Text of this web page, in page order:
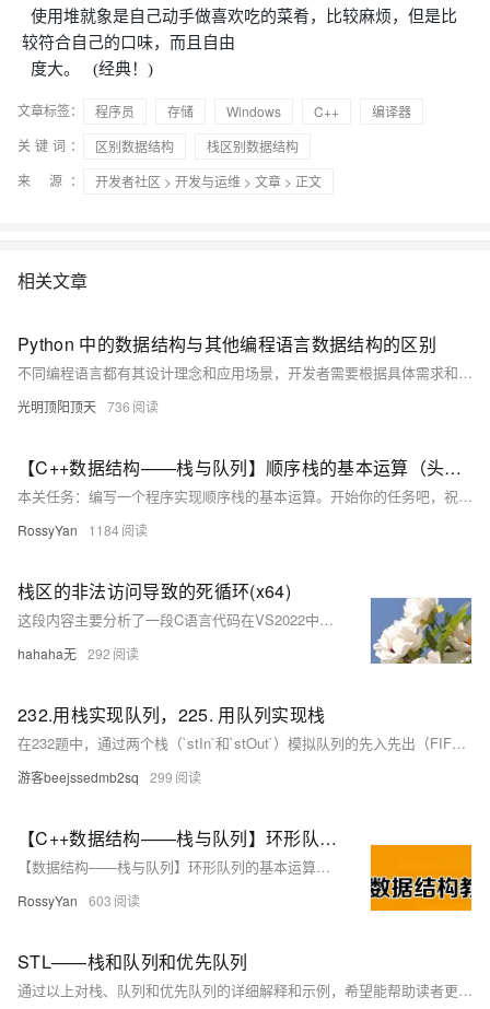
使用堆就象是自己动手做喜欢吃的菜肴，比较麻烦，但是比
较符合自己的口味，而且自由
度大。 (经典！)
文章标签： 程序员 存储 Windows C++
编译器
关键词：
区别数据结构
栈区别数据结构
来 源：
开发者社区 > 开发与运维 > 文章 > 正文
相关文章
Python 中的数据结构与其他编程语言数据结构的区别
不同编程语言都有其设计理念和应用场景，开发者需要根据具体需求和语言特点来选择合适的数据结构
光明顶阳顶天 736
【C++数据结构——栈与队列】顺序栈的基本运算（头歌实践教学平台习题）【合集】
本关任务：编写一个程序实现顺序栈的基本运算。开始你的任务吧，祝你成功！​ 相关知识 初始化栈 销毁栈 判断栈是否为空 进栈 出栈 取栈顶元素 1.初始化栈 概念：初始化栈是为栈的使用做准备，包括分配内存空间（如果是动态分配）和设置栈的初始状态。栈有顺序栈和链式栈两种常见形式。对于顺序栈，通常需要定义一个数组来存储栈元素，并设置一个变量来记录栈顶位置；对于链式栈，需要定义节点结构，包含数据域和指针域，同时初始化栈顶指针。 示例（顺序栈）： 以下是一个简单的顺序栈初始化示例，假设用C语言实现，栈中存储
RossyYan 1184
栈区的非法访问导致的死循环(x64)
这段内容主要分析了一段C语言代码在VS2022中形成死循环的原因，涉及栈区内存布局和数组越界问题。代码中`arr[15]`越界访问，修改了变量`i`的值，导致`for`循环条件始终为真，形成死循环。原因是VS2022栈区从低地址到高地址分配内存，`arr`数组与`i`相邻，`arr[15]`恰好覆盖`i`的地址。而在VS2019中，栈区先分配高地址再分配低地址，因此相同代码表现不同。这说明编译器对栈区内存分配顺序的实现差异会导致程序行为不一致，需避免数组越界以确保代码健壮性。
hahaha无 292
232.用栈实现队列，225. 用队列实现栈
在232题中，通过两个栈（`stIn`和`stOut`）模拟队列的先入先出（FIFO）行为。`push`操作将元素压入`stIn`，`pop`和`peek`操作则通过将`stIn`的元素转移到`stOut`来实现队列的顺序访问。 225题则是利用单个队列（`que`）模拟栈的后入先出（LIFO）特性。通过多次调整队列头部元素的位置，确保弹出顺序符合栈的要求。`top`操作直接返回队列尾部元素，`empty`判断队列是否为空。 两题均仅使用基础数据结构操作，展示了栈与队列之间的转换逻辑。
游客beejssedmb2sq 299
【C++数据结构——栈与队列】环形队列的基本运算（头歌实践教学平台习题）【合集】
【数据结构——栈与队列】环形队列的基本运算（头歌实践教学平台习题）【合集】初始化队列、销毁队列、判断队列是否为空、进队列、出队列等。本关任务：编写一个程序实现环形队列的基本运算。(6)出队列序列:yzopq2*(5)依次进队列元素:opq2*(6)出队列序列:bcdef。(2)依次进队列元素:abc。(5)依次进队列元素:def。(2)依次进队列元素:xyz。开始你的任务吧，祝你成功！(4)出队一个元素a。(4)出队一个元素x。
RossyYan 603
STL——栈和队列和优先队列
通过以上对栈、队列和优先队列的详细解释和示例，希望能帮助读者更好地理解和应用这些重要的数据结构。